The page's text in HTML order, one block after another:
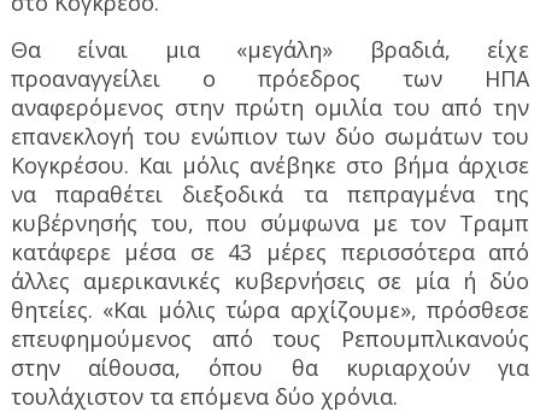
Θα είναι μια «μεγάλη» βραδιά, είχε
προαναγγείλει ο πρόεδρος των ΗΠΑ
αναφερόμενος στην πρώτη ομιλία του από την
επανεκλογή του ενώπιον των δύο σωμάτων του
Κογκρέσου. Και μόλις ανέβηκε στο βήμα άρχισε
να παραθέτει διεξοδικά τα πεπραγμένα της
κυβέρνησής του, που σύμφωνα με τον Τραμπ
κατάφερε μέσα σε 43 μέρες περισσότερα από
άλλες αμερικανικές κυβερνήσεις σε μία ή δύο
θητείες. «Και μόλις τώρα αρχίζουμε», πρόσθεσε
επευφημούμενος από τους Ρεπουμπλικανούς
στην αίθουσα, όπου θα κυριαρχούν για
τουλάχιστον τα επόμενα δύο χρόνια.